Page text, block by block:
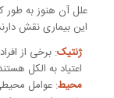
علل آن هنوز به
این بیماری نقش
ژنتیک: برخی از
اعتیاد به الکل
محیط: عوامل